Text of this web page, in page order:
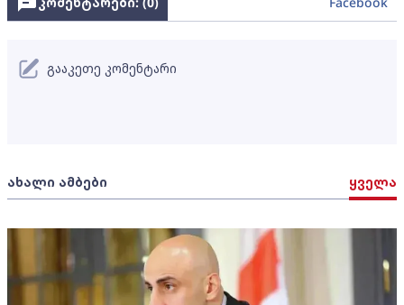
ახალი ამბები ყველა
გააკეთე კომენტარი